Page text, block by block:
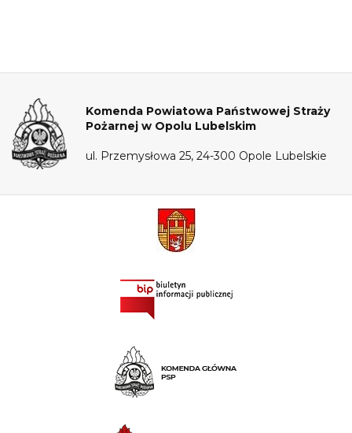
Komenda Powiatowa Państwowej Straży
Pożarnej w Opolu Lubelskim
ul. Przemysłowa 25, 24-300 Opole Lubelskie